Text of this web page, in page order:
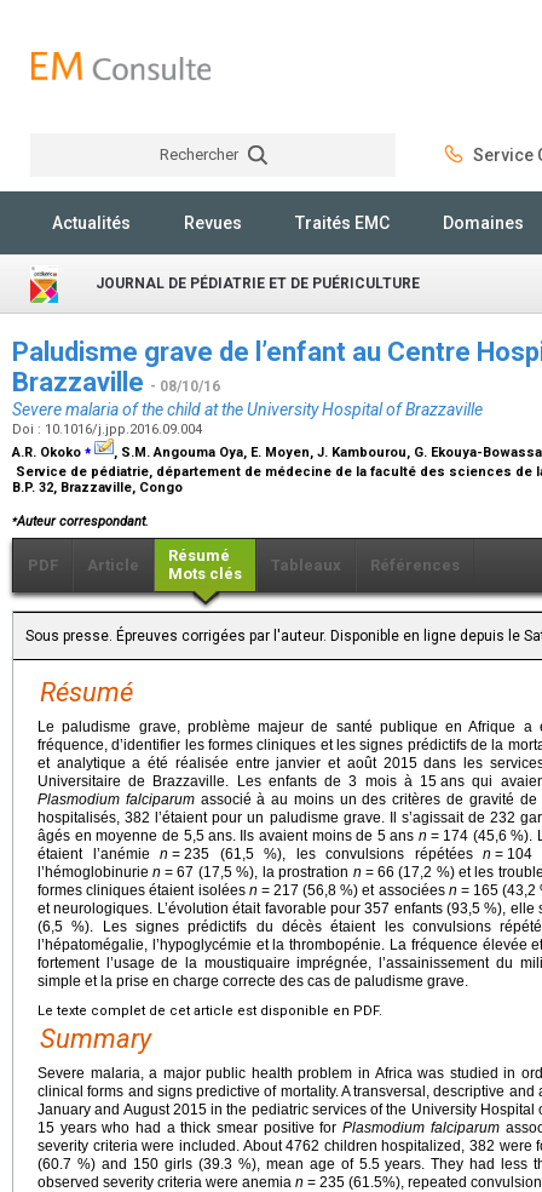
Rechercher Service
Actualités Revues Traités EMC Domaines
JOURNAL DE PÉDIATRIE ET DE PUÉRICULTURE
Paludisme grave de l’enfant au Centre
Brazzaville - 08/10/16
Severe malaria of the child at the University Hospital of Brazzaville
Doi : 10.1016/j.jpp.2016.09.004
A.R. Okoko ⁎
, S.M. Angouma Oya, E. Moyen, J. Kambourou, G. Ekouya-
Service de pédiatrie, département de médecine de la faculté des sciences de
B.P. 32, Brazzaville, Congo
⁎Auteur correspondant.
PDF Article
Résumé
Mots clés
Tableaux Références
Sous presse. Épreuves corrigées par l'auteur. Disponible en ligne depuis le
Résumé
Le paludisme grave, problème majeur de santé publique en Afrique
fréquence, d’identifier les formes cliniques et les signes prédictifs de la
et analytique a été réalisée entre janvier et août 2015 dans les
Universitaire de Brazzaville. Les enfants de 3 mois à 15 ans qui
Plasmodium falciparumassocié à au moins un des critères de gravité de
hospitalisés, 382 l’étaient pour un paludisme grave. Il s’agissait de 232
âgés en moyenne de 5,5 ans. Ils avaient moins de 5 ans n = 174 (45,6 %).
étaient l’anémien = 235 (61,5 %), les convulsions répétéesn = 104
l’hémoglobinurien = 67 (17,5 %), la prostration n = 66 (17,2 %) et les
formes cliniques étaient isolées n = 217 (56,8 %) et associées n = 165 (43,2
et neurologiques. L’évolution était favorable pour 357 enfants (93,5 %), elle
(6,5 %). Les signes prédictifs du décès étaient les convulsions
l’hépatomégalie, l’hypoglycémie et la thrombopénie. La fréquence élevée
fortement l’usage de la moustiquaire imprégnée, l’assainissement du
simple et la prise en charge correcte des cas de paludisme grave.
Le texte complet de cet article est disponible en PDF.
Summary
Severe malaria, a major public health problem in Africa was studied in
clinical forms and signs predictive of mortality. A transversal, descriptive
January and August 2015 in the pediatric services of the University
15 years who had a thick smear positive forPlasmodium falciparum
severity criteria were included. About 4762 children hospitalized, 382 were
(60.7 %) and 150 girls (39.3 %), mean age of 5.5 years. They had less
observed severity criteria were anemia n = 235 (61.5%), repeated